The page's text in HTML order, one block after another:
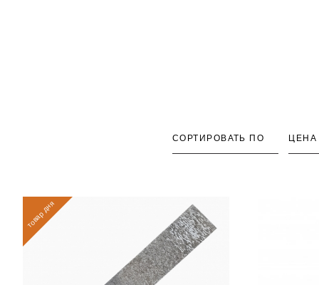
СОРТИРОВАТЬ ПО ЦЕНА
товар дня